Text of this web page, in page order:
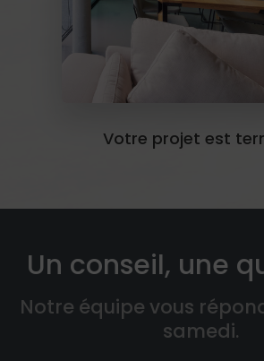
Votre projet est
Un conseil, une
Notre équipe vous
samedi.